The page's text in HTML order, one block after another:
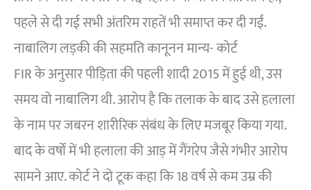
पहले से दी गई सभी अंतरिम राहतें भी समाप्त कर दी गईं.
नाबालिग लड़की की सहमति कानूनन मान्य- कोर्ट
FIR के अनुसार पीड़िता की पहली शादी 2015 में हुई थी, उस
समय वो नाबालिग थी. आरोप है कि तलाक के बाद उसे हलाला
के नाम पर जबरन शारीरिक संबंध के लिए मजबूर किया गया.
बाद के वर्षों में भी हलाला की आड़ में गैंगरेप जैसे गंभीर आरोप
सामने आए. कोर्ट ने दो टूक कहा कि 18 वर्ष से कम उम्र की